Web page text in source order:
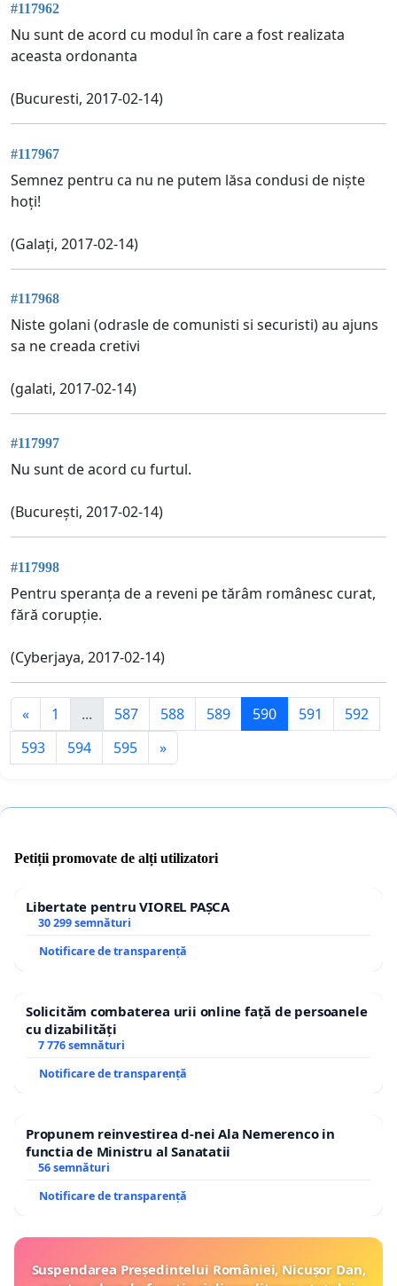
#117962
Nu sunt de acord cu modul în care a fost realizata
aceasta ordonanta
(Bucuresti, 2017-02-14)
#117967
Semnez pentru ca nu ne putem lăsa condusi de niște
hoți!
(Galați, 2017-02-14)
#117968
Niste golani (odrasle de comunisti si securisti) au ajuns
sa ne creada cretivi
(galati, 2017-02-14)
#117997
Nu sunt de acord cu furtul.
(București, 2017-02-14)
#117998
Pentru speranța de a reveni pe tărâm românesc curat,
fără corupție.
(Cyberjaya, 2017-02-14)
« 1 ... 587 588 589 590 591
592
593
594 595 »
Petiții promovate de alți utilizatori
Libertate pentru VIOREL PAȘCA
30 299 semnături
Notificare de transparență
Solicităm combaterea urii online față de persoanele
cu dizabilități
7 776 semnături
Notificare de transparență
Propunem reinvestirea d-nei Ala Nemerenco in
functia de Ministru al Sanatatii
56 semnături
Notificare de transparență
Suspendarea Președintelui României, Nicușor Dan,